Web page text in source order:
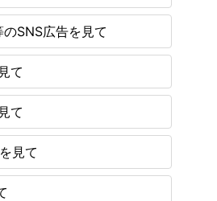
SNS広告を見て
て
て
見て